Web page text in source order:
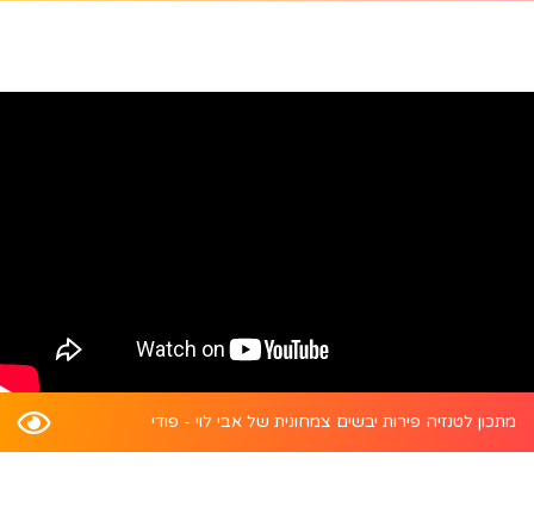
מתכון לטנזיה פירות יבשים צמחונית של אבי לוי - פודי